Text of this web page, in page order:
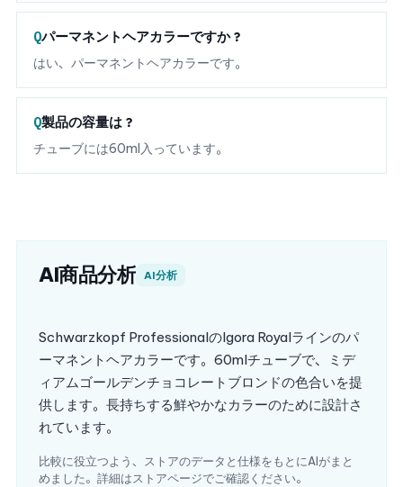
パーマネントヘアカラーですか？
はい、パーマネントヘアカラーです。
製品の容量は？
チューブには60ml入っています。
AI商品分析 AI分析
Schwarzkopf ProfessionalのIgora Royalラインのパ
ーマネントヘアカラーです。60mlチューブで、ミデ
ィアムゴールデンチョコレートブロンドの色合いを提
供します。長持ちする鮮やかなカラーのために設計さ
れています。
比較に役立つよう、ストアのデータと仕様をもとにAIがまと
めました。詳細はストアページでご確認ください。